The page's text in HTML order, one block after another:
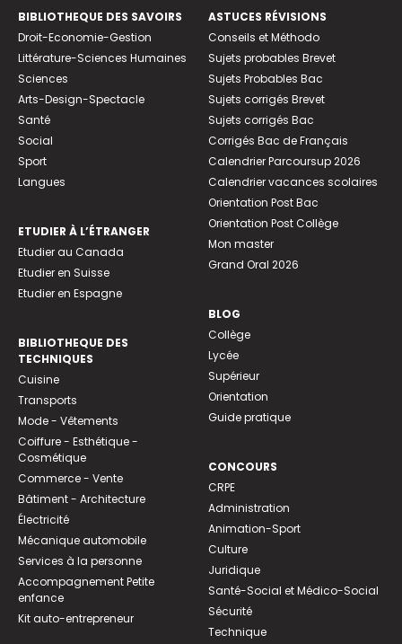
BIBLIOTHEQUE DES SAVOIRS
Droit-Economie-Gestion
Littérature-Sciences Humaines
Sciences
Arts-Design-Spectacle
Santé
Social
Sport
Langues
ETUDIER À L’ÉTRANGER
Etudier au Canada
Etudier en Suisse
Etudier en Espagne
BIBLIOTHEQUE DES
TECHNIQUES
Cuisine
Transports
Mode - Vêtements
Coiffure - Esthétique -
Cosmétique
Commerce - Vente
Bâtiment - Architecture
Électricité
Mécanique automobile
Services à la personne
Accompagnement Petite
enfance
Kit auto-entrepreneur
ASTUCES RÉVISIONS
Conseils et Méthodo
Sujets probables Brevet
Sujets Probables Bac
Sujets corrigés Brevet
Sujets corrigés Bac
Corrigés Bac de Français
Calendrier Parcoursup 2026
Calendrier vacances scolaires
Orientation Post Bac
Orientation Post Collège
Mon master
Grand Oral 2026
BLOG
Collège
Lycée
Supérieur
Orientation
Guide pratique
CONCOURS
CRPE
Administration
Animation-Sport
Culture
Juridique
Santé-Social et Médico-Social
Sécurité
Technique